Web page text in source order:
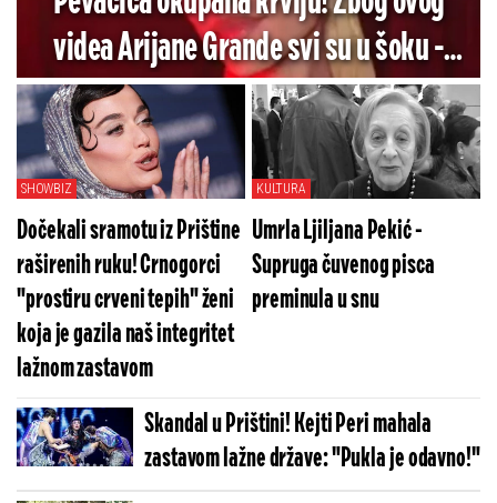
videa Arijane Grande svi su u šoku -
Pogledajte koliko je jezivo (VIDEO)
SHOWBIZ
Dočekali sramotu iz Prištine
raširenih ruku! Crnogorci
"prostiru crveni tepih" ženi
koja je gazila naš integritet
lažnom zastavom
KULTURA
Umrla Ljiljana Pekić -
Supruga čuvenog pisca
preminula u snu
Skandal u Prištini! Kejti Peri mahala
zastavom lažne države: "Pukla je odavno!"